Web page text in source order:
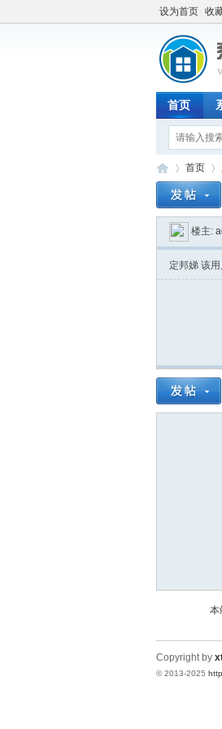
设为首页 收
首页
统
»
首页
›
楼主:
定邦娣 该
本
Copyright by
© 2013-2025